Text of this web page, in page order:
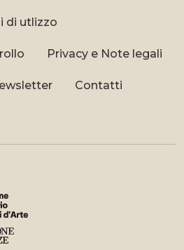
di utlizzo
Privacy e Note legali
Contatti